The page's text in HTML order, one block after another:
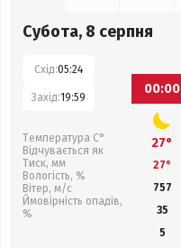
Субота, 8 серпня
Схід:05:24
Захід:19:59
Температура С°
Відчувається як
Тиск, мм
Вологість, %
Вітер, м/с
Ймовірність опадів,
%
00:00
27°
27°
757
35
5